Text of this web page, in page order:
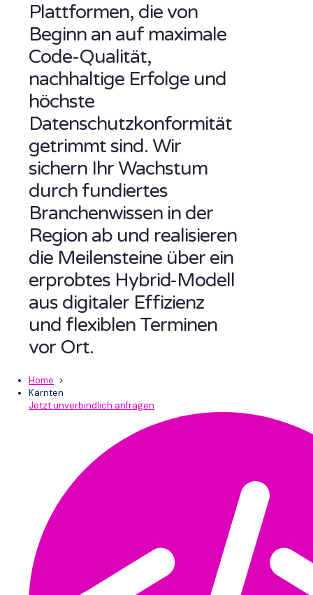
Plattformen, die von
Beginn an auf maximale
Code-Qualität,
nachhaltige Erfolge und
höchste
Datenschutzkonformität
getrimmt sind. Wir
sichern Ihr Wachstum
durch fundiertes
Branchenwissen in der
Region ab und realisieren
die Meilensteine über ein
erprobtes Hybrid-Modell
aus digitaler Effizienz
und flexiblen Terminen
vor Ort.
Home >
Kärnten
Jetzt unverbindlich anfragen